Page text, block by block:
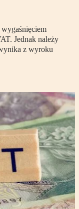
Jednak należy
z wyroku